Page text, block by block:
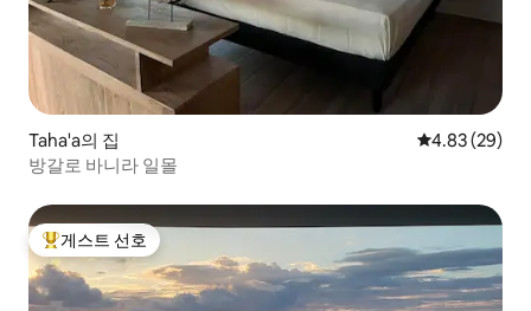
Taha'a의 집 평점 4.83점(5
4.83 (29)
방갈로 바니라 일몰
상위 게스트 선호
게스트 선호